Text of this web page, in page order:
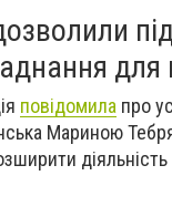
повідомила про
Мариною